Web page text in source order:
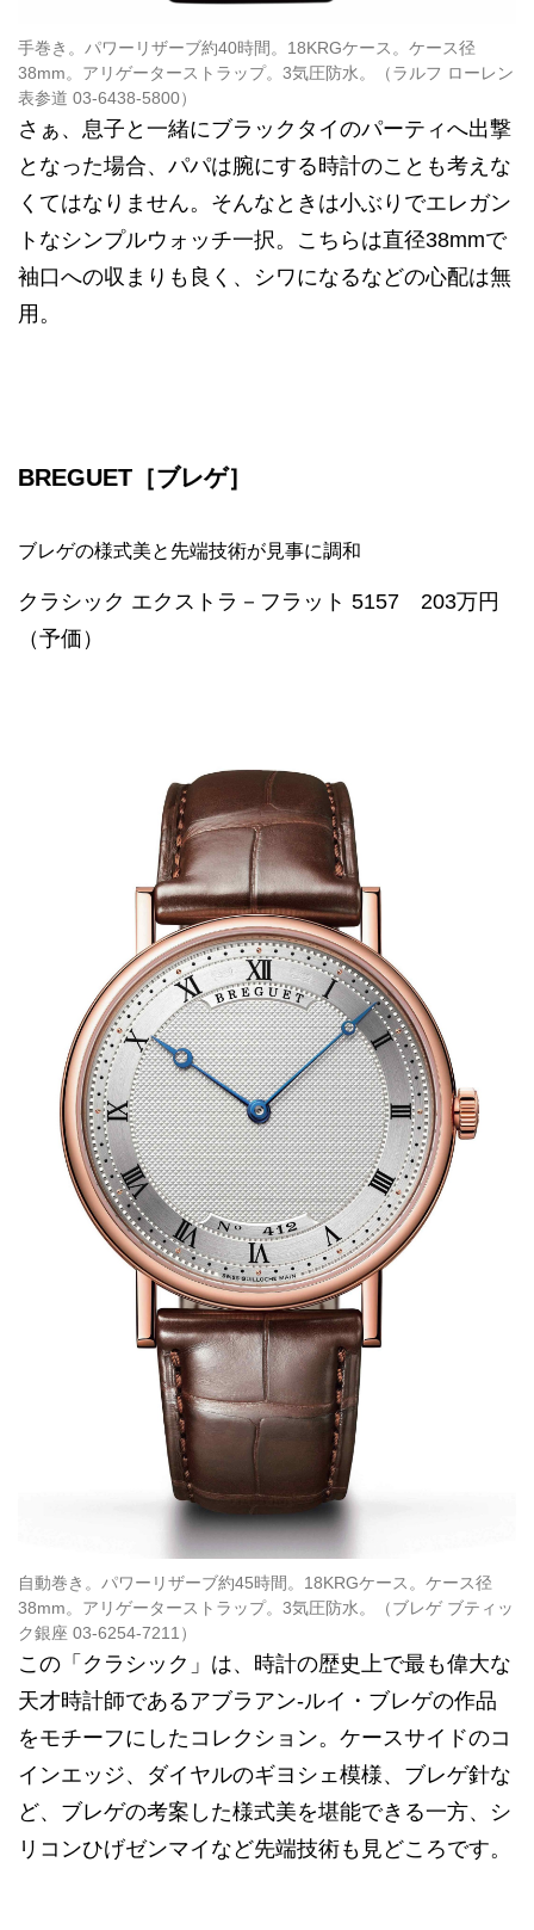
手巻き。パワーリザーブ約40時間。18KRGケース。ケース径
38mm。アリゲーターストラップ。3気圧防水。（ラルフ ローレン
表参道 03-6438-5800）
さぁ、息子と一緒にブラックタイのパーティへ出撃
となった場合、パパは腕にする時計のことも考えな
くてはなりません。そんなときは小ぶりでエレガン
トなシンプルウォッチ一択。こちらは直径38mmで
袖口への収まりも良く、シワになるなどの心配は無
用。
BREGUET［ブレゲ］
ブレゲの様式美と先端技術が見事に調和
クラシック エクストラ－フラット 5157 203万円
（予価）
自動巻き。パワーリザーブ約45時間。18KRGケース。ケース径
38mm。アリゲーターストラップ。3気圧防水。（ブレゲ ブティッ
ク銀座 03-6254-7211）
この「クラシック」は、時計の歴史上で最も偉大な
天才時計師であるアブラアン-ルイ・ブレゲの作品
をモチーフにしたコレクション。ケースサイドのコ
インエッジ、ダイヤルのギヨシェ模様、ブレゲ針な
ど、ブレゲの考案した様式美を堪能できる一方、シ
リコンひげゼンマイなど先端技術も見どころです。